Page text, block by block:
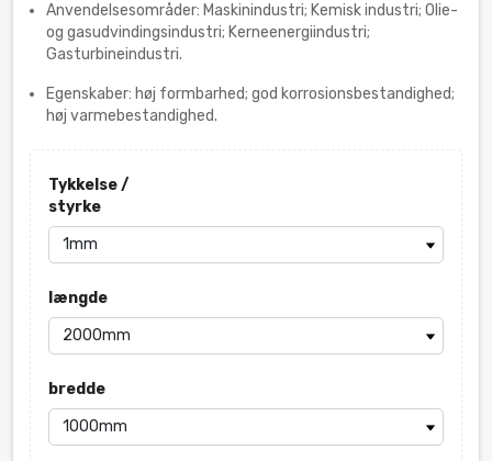
Anvendelsesområder: Maskinindustri; Kemisk industri; Olie-
og gasudvindingsindustri; Kerneenergiindustri;
Gasturbineindustri.
Egenskaber: høj formbarhed; god korrosionsbestandighed;
høj varmebestandighed.
Tykkelse /
styrke
længde
bredde